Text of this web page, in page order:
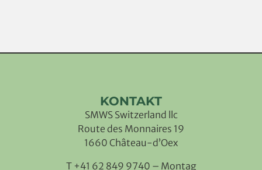
KONTAKT
SMWS Switzerland llc
Route des Monnaires 19
1660 Château-d’Oex
T +41 62 849 9740 – Montag